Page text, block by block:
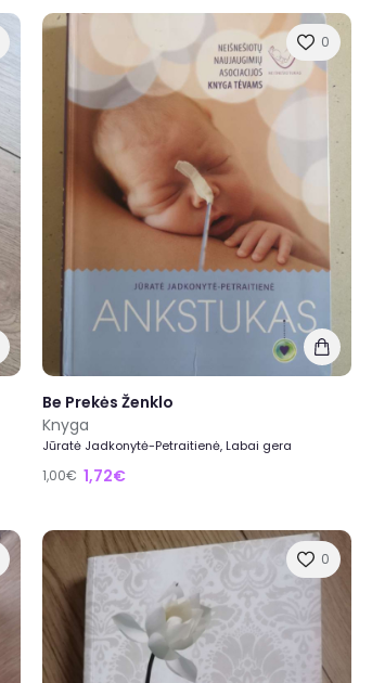
0
Be Prekės Ženklo
Knyga
Jūratė Jadkonytė-Petraitienė, Labai gera
1,00€ 1,72€
0